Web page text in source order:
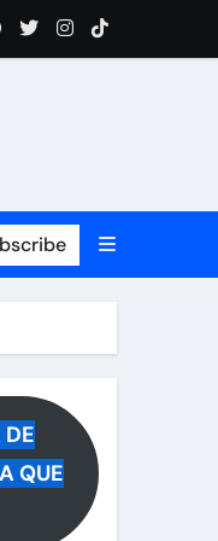
saber
QUE